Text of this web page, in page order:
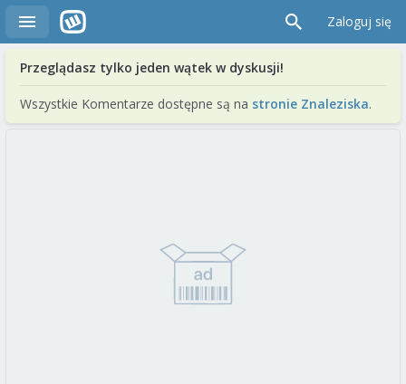
Zaloguj się
Przeglądasz tylko jeden wątek w dyskusji!
Wszystkie Komentarze dostępne są na stronie Znaleziska.